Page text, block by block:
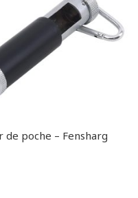
de poche – Fensharg